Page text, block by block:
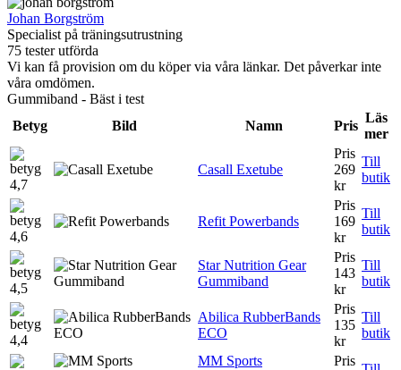
Johan Borgström
Specialist på träningsutrustning
75 tester utförda
Vi kan få provision om du köper via våra länkar. Det påverkar inte
våra omdömen.
Gummiband - Bäst i test
Betyg
Bild Namn Pris
Läs
mer
4,7
Casall Exetube
Pris
269
kr
Till
butik
4,6
Refit Powerbands
Pris
169
kr
Till
butik
4,5
Star Nutrition Gear
Gummiband
Pris
143
kr
Till
butik
4,4
Abilica RubberBands
ECO
Pris
135
kr
Till
butik
MM Sports
Pris